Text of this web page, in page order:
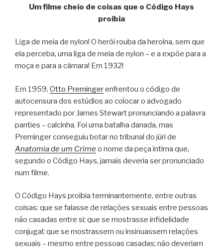
Um filme cheio de coisas que o Código Hays
proibia
Liga de meia de nylon! O herói rouba da heroína, sem que
ela perceba, uma liga de meia de nylon – e a expõe para a
moça e para a câmara! Em 1932!
Em 1959, Otto Premingerenfrentou o código de
autocensura dos estúdios ao colocar o advogado
representado por James Stewart pronunciando a palavra
panties – calcinha. Foi uma batalha danada, mas
Preminger conseguiu botar no tribunal do júri de
Anatomia de um Crimeo nome da peça íntima que,
segundo o Código Hays, jamais deveria ser pronunciado
num filme.
O Código Hays proibia terminantemente, entre outras
coisas: que se falasse de relações sexuais entre pessoas
não casadas entre si; que se mostrasse infidelidade
conjugal; que se mostrassem ou insinuassem relações
sexuais – mesmo entre pessoas casadas; não deveriam